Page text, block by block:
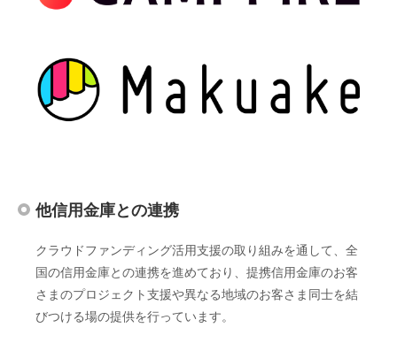
他信用金庫との連携
クラウドファンディング活用支援の取り組みを通して、全
国の信用金庫との連携を進めており、提携信用金庫のお客
さまのプロジェクト支援や異なる地域のお客さま同士を結
びつける場の提供を行っています。